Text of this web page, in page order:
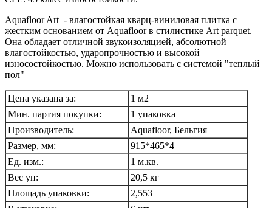
Aquafloor Art - влагостойкая кварц-виниловая плитка с
жестким основанием от Aquafloor в стилистике Art parquet.
Она обладает отличной звукоизоляцией, абсолютной
влагостойкостью, ударопрочностью и высокой
износостойкостью. Можно использовать с системой "теплый
пол"
Цена указана за:
1 м2
Мин. партия покупки:
1 упаковка
Производитель:
Aquafloor, Бельгия
Размер, мм:
915*465*4
Ед. изм.:
1 м.кв.
Вес уп:
20,5 кг
Площадь упаковки:
2,553